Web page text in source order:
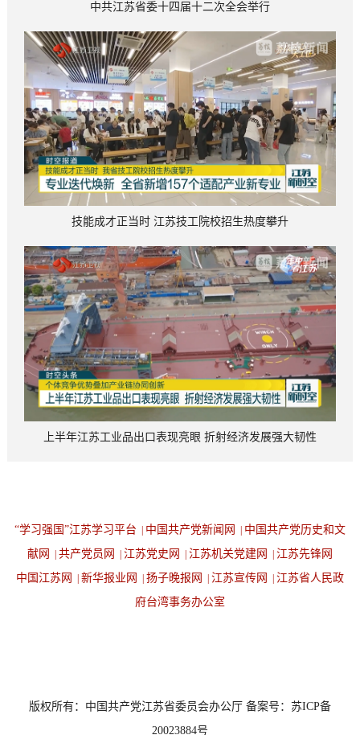
中共江苏省委十四届十二次全会举行
技能成才正当时 江苏技工院校招生热度攀升
上半年江苏工业品出口表现亮眼 折射经济发展强大韧性
“学习强国”江苏学习平台 中国共产党新闻网
中国共产党历史和文
献网
共产党员网 江苏党史网 江苏机关党建网
江苏先锋网
中国江苏网
新华报业网 扬子晚报网 江苏宣传网
江苏省人民政
府台湾事务办公室
版权所有：中国共产党江苏省委员会办公厅 备案号：苏ICP备
20023884号